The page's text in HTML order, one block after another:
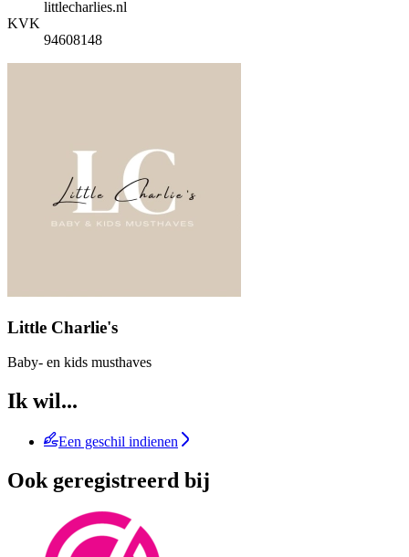
littlecharlies.nl
KVK
94608148
Little Charlie's
Baby- en kids musthaves
Ik wil...
Een geschil indienen
Ook geregistreerd bij